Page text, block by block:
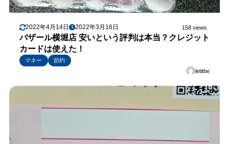
2022年4月14日 2022年3月16日 158 views
バザール横堀店 安いという評判は本当？クレジット
カードは使えた！
マネー
節約
letitbe